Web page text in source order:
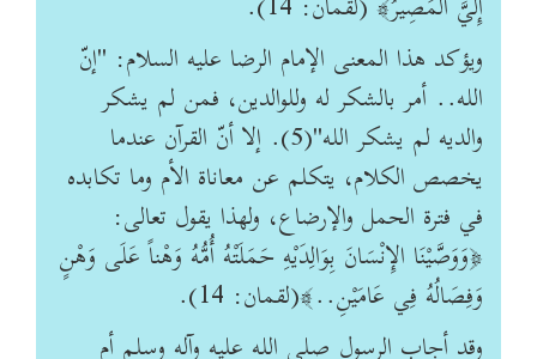
ويؤكد هذا المعنى الإمام الرضا عليه السلام: "إنّ
الله.. أمر بالشكر له وللوالدين، فمن لم يشكر
والديه لم يشكر الله"(5). إلا أنّ القرآن عندما
يخصص الكلام، يتكلم عن معاناة الأم وما تكابده
في فترة الحمل والإرضاع، ولهذا يقول تعالى:
﴿وَوَصَّيْنَا الإِنْسَانَ بِوَالِدَيْهِ حَمَلَتْهُ أُمُّهُ وَهْناً عَلَى وَهْنٍ
وَفِصَالُهُ فِي عَامَيْنِ..﴾(لقمان: 14).